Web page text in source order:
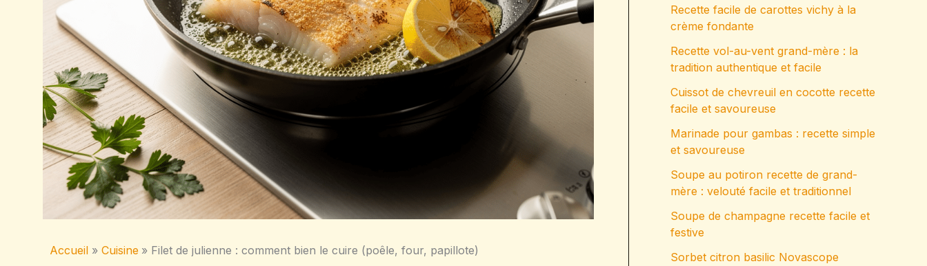
Accueil Cuisine Filet de julienne : comment bien le cuire (poêle, four, papillote)
Recette facile de carottes vichy à la
crème fondante
Recette vol-au-vent grand-mère : la
tradition authentique et facile
Cuissot de chevreuil en cocotte recette
facile et savoureuse
Marinade pour gambas : recette simple
et savoureuse
Soupe au potiron recette de grand-
mère : velouté facile et traditionnel
Soupe de champagne recette facile et
festive
Sorbet citron basilic Novascope